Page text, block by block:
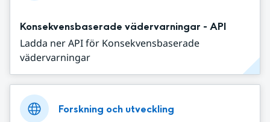
Konsekvensbaserade vädervarningar - API
Ladda ner API för Konsekvensbaserade
vädervarningar
Forskning och utveckling